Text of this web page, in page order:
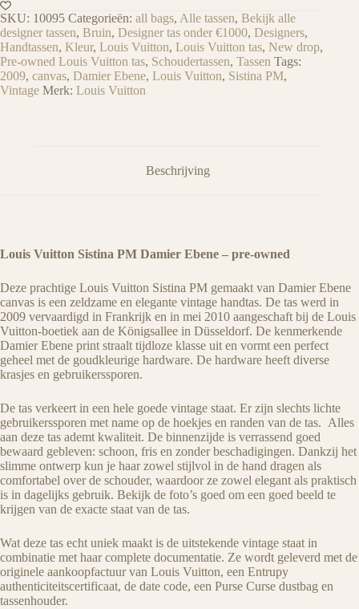
SKU: 10095 Categorieën: all bags, Alle tassen, Bekijk alle
designer tassen, Bruin, Designer tas onder €1000, Designers,
Handtassen, Kleur, Louis Vuitton, Louis Vuitton tas, New drop,
Pre-owned Louis Vuitton tas, Schoudertassen, Tassen Tags:
2009, canvas, Damier Ebene, Louis Vuitton, Sistina PM,
Vintage Merk: Louis Vuitton
Beschrijving
Louis Vuitton Sistina PM Damier Ebene – pre-owned
Deze prachtige Louis Vuitton Sistina PM gemaakt van Damier Ebene
canvas is een zeldzame en elegante vintage handtas. De tas werd in
2009 vervaardigd in Frankrijk en in mei 2010 aangeschaft bij de Louis
Vuitton-boetiek aan de Königsallee in Düsseldorf. De kenmerkende
Damier Ebene print straalt tijdloze klasse uit en vormt een perfect
geheel met de goudkleurige hardware. De hardware heeft diverse
krasjes en gebruikerssporen.
De tas verkeert in een hele goede vintage staat. Er zijn slechts lichte
gebruikerssporen met name op de hoekjes en randen van de tas. Alles
aan deze tas ademt kwaliteit. De binnenzijde is verrassend goed
bewaard gebleven: schoon, fris en zonder beschadigingen. Dankzij het
slimme ontwerp kun je haar zowel stijlvol in de hand dragen als
comfortabel over de schouder, waardoor ze zowel elegant als praktisch
is in dagelijks gebruik. Bekijk de foto’s goed om een goed beeld te
krijgen van de exacte staat van de tas.
Wat deze tas echt uniek maakt is de uitstekende vintage staat in
combinatie met haar complete documentatie. Ze wordt geleverd met de
originele aankoopfactuur van Louis Vuitton, een Entrupy
authenticiteitscertificaat, de date code, een Purse Curse dustbag en
tassenhouder.